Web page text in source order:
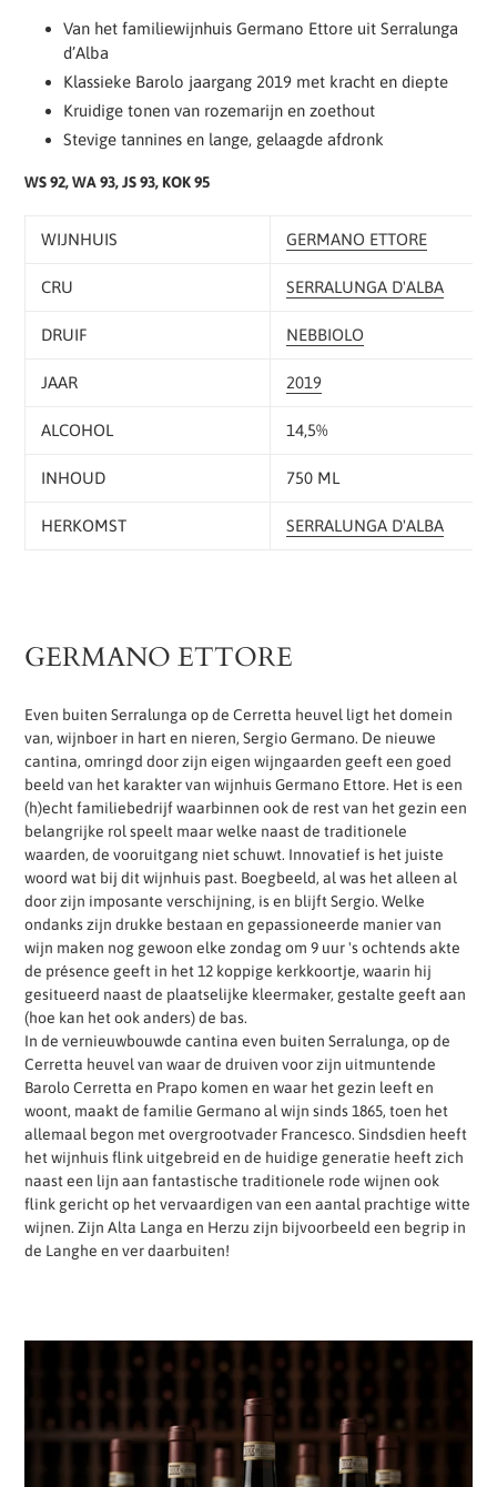
Van het familiewijnhuis Germano Ettore uit Serralunga
d’Alba
Klassieke Barolo jaargang 2019 met kracht en diepte
Kruidige tonen van rozemarijn en zoethout
Stevige tannines en lange, gelaagde afdronk
WS 92,WA 93, JS 93, KOK 95
WIJNHUIS GERMANO ETTORE
CRU SERRALUNGA D'ALBA
DRUIF NEBBIOLO
JAAR 2019
ALCOHOL 14,5%
INHOUD 750 ML
HERKOMST SERRALUNGA D'ALBA
GERMANO ETTORE
Even buiten Serralunga op de Cerretta heuvel ligt het domein
van, wijnboer in hart en nieren, Sergio Germano. De nieuwe
cantina, omringd door zijn eigen wijngaarden geeft een goed
beeld van het karakter van wijnhuis Germano Ettore. Het is een
(h)echt familiebedrijf waarbinnen ook de rest van het gezin een
belangrijke rol speelt maar welke naast de traditionele
waarden, de vooruitgang niet schuwt. Innovatief is het juiste
woord wat bij dit wijnhuis past. Boegbeeld, al was het alleen al
door zijn imposante verschijning, is en blijft Sergio. Welke
ondanks zijn drukke bestaan en gepassioneerde manier van
wijn maken nog gewoon elke zondag om 9 uur 's ochtends akte
de présence geeft in het 12 koppige kerkkoortje, waarin hij
gesitueerd naast de plaatselijke kleermaker, gestalte geeft aan
(hoe kan het ook anders) de bas.
In de vernieuwbouwde cantina even buiten Serralunga, op de
Cerretta heuvel van waar de druiven voor zijn uitmuntende
Barolo Cerretta en Prapo komen en waar het gezin leeft en
woont, maakt de familie Germano al wijn sinds 1865, toen het
allemaal begon met overgrootvader Francesco. Sindsdien heeft
het wijnhuis flink uitgebreid en de huidige generatie heeft zich
naast een lijn aan fantastische traditionele rode wijnen ook
flink gericht op het vervaardigen van een aantal prachtige witte
wijnen. Zijn Alta Langa en Herzu zijn bijvoorbeeld een begrip in
de Langhe en ver daarbuiten!